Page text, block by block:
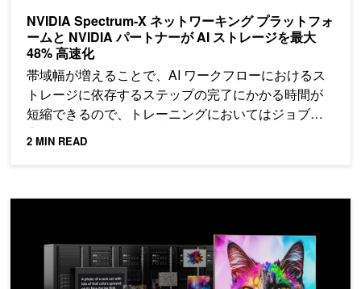
NVIDIA Spectrum-X ネットワーキング プラットフォ
ームと NVIDIA パートナーが AI ストレージを最大
48% 高速化
帯域幅が増えることで、AI ワークフローにおけるス
トレージに依存するステップの完了にかかる時間が
短縮できるので、トレーニングにおいてはジョブの
完了にかかる時間が短縮され、推論においてはトー
2 MIN READ
NVIDIA Spectrum-X に対する AI ネットワーク パフォーマンス